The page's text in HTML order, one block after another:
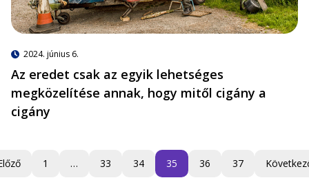
2024. június 6.
Az eredet csak az egyik lehetséges
megközelítése annak, hogy mitől cigány a
cigány
1 … 33 34 35 36 37